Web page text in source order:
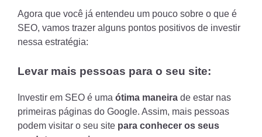
Agora que você já entendeu um pouco sobre o que é
SEO, vamos trazer alguns pontos positivos de investir
nessa estratégia:
Levar mais pessoas para o seu site:
Investir em SEO é uma ótima maneira de estar nas
primeiras páginas do Google. Assim, mais pessoas
podem visitar o seu site para conhecer os seus